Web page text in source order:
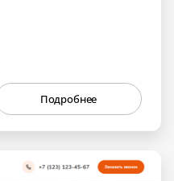
Подробнее